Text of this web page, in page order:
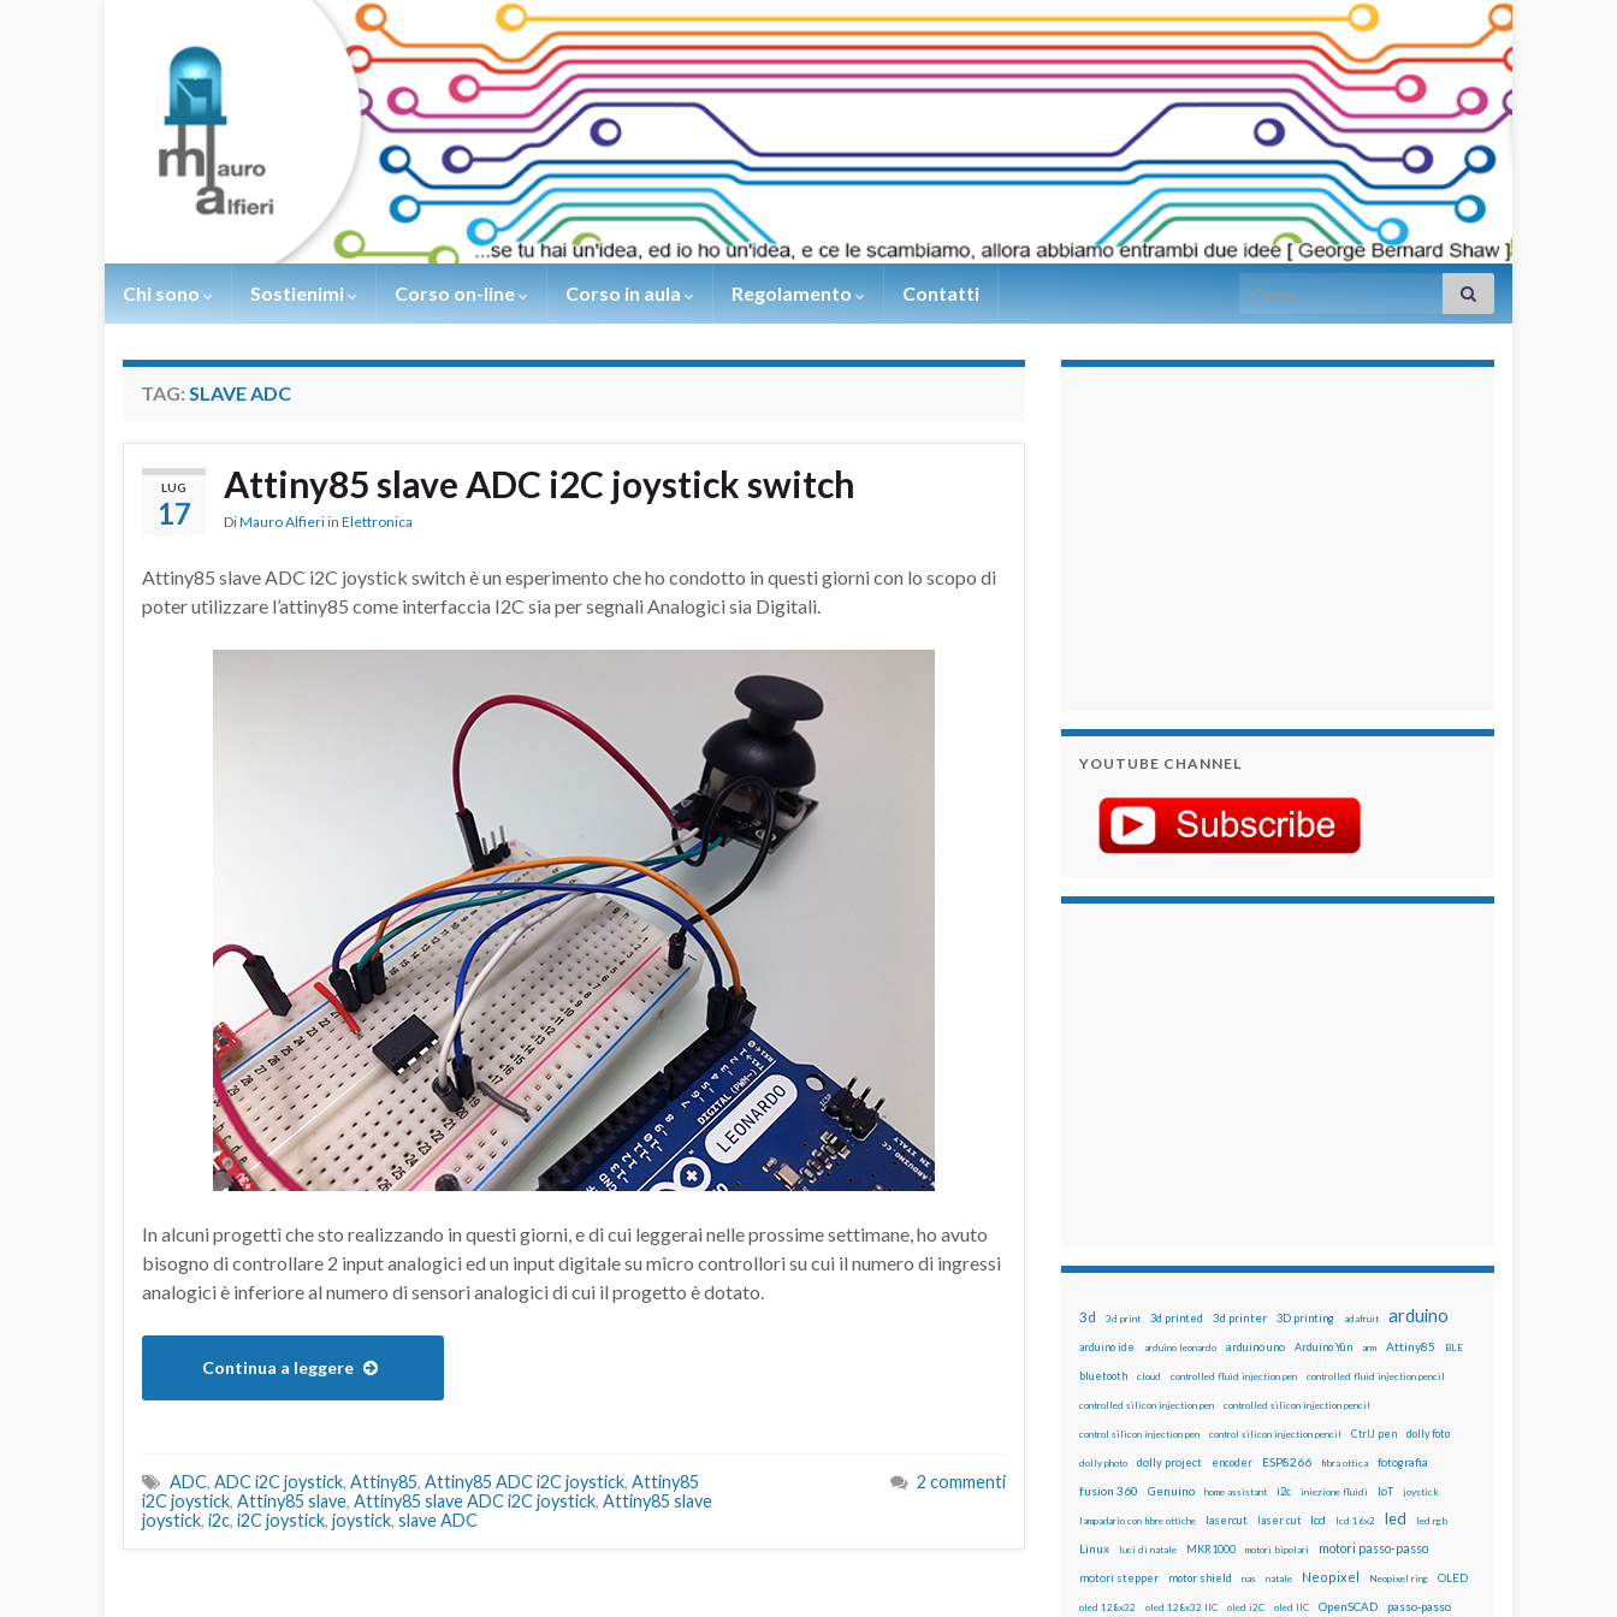
Chi sono Sostienimi Corso on-line Corso in aula Regolamento Contatti Search for:
TAG: SLAVE ADC
LUG
17
Attiny85 slave ADC i2C joystick switch
DiMauro Alfieri in Elettronica
Attiny85 slave ADC i2C joystick switch è un esperimento che ho condotto in questi giorni con lo scopo di
poter utilizzare l’attiny85 come interfaccia I2C sia per segnali Analogici sia Digitali.
In alcuni progetti che sto realizzando in questi giorni, e di cui leggerai nelle prossime settimane, ho avuto
bisogno di controllare 2 input analogici ed un input digitale su micro controllori su cui il numero di ingressi
analogici è inferiore al numero di sensori analogici di cui il progetto è dotato.
Continua a leggere
ADC, ADC i2C joystick, Attiny85, Attiny85 ADC i2C joystick, Attiny85
i2C joystick, Attiny85 slave, Attiny85 slave ADC i2C joystick, Attiny85 slave
joystick, i2c, i2C joystick, joystick, slave ADC
2 commenti
YOUTUBE CHANNEL
3d 3d print 3d printed 3d printer 3D printing adafruit arduino
arduino ide arduino leonardo arduino uno Arduino Yún arm Attiny85 BLE
bluetooth cloud controlled fluid injection pen controlled fluid injection pencil
controlled silicon injection pen controlled silicon injection pencil
control silicon injection pen control silicon injection pencil CtrlJ pen dolly foto
dolly photo dolly project encoder ESP8266 fibra ottica fotografia
fusion 360 Genuino home assistant i2c iniezione fluidi IoT joystick
lampadario con fibre ottiche lasercut laser cut lcd lcd 16x2 led led rgb
Linux luci di natale MKR1000 motori bipolari motori passo-passo
motori stepper motor shield nas natale Neopixel Neopixel ring OLED
oled 128x32 oled 128x32 IIC oled i2C oled IIC OpenSCAD passo-passo